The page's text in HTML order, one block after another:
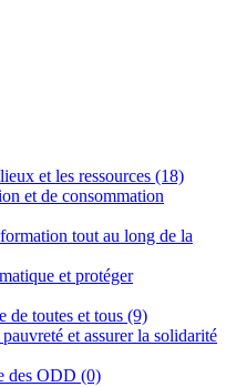
et les ressources (18)
et de consommation
tout au long de la
et protéger
de toutes et tous (9)
et assurer la solidarité
des ODD (0)